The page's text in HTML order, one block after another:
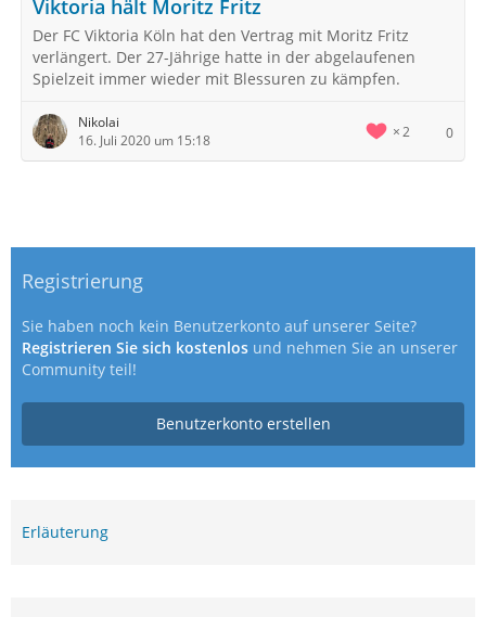
Viktoria hält Moritz Fritz
Der FC Viktoria Köln hat den Vertrag mit Moritz Fritz
verlängert. Der 27-Jährige hatte in der abgelaufenen
Spielzeit immer wieder mit Blessuren zu kämpfen.
Nikolai
16. Juli 2020 um 15:18
2 0
Registrierung
Sie haben noch kein Benutzerkonto auf unserer Seite?
Registrieren Sie sich kostenlos und nehmen Sie an unserer
Community teil!
Benutzerkonto erstellen
Erläuterung